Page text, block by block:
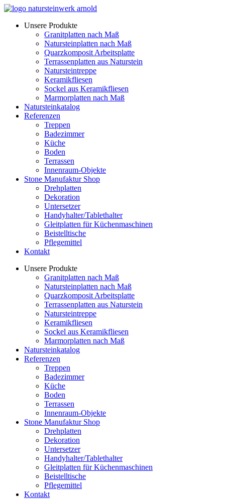
Zum
wechselnUnsere Produkte
Granitplatten nach Maß
Natursteinplatten nach Maß
Quarzkomposit Arbeitsplatte
Terrassenplatten aus Naturstein
Natursteintreppe
Keramikfliesen
Sockel aus Keramikfliesen
Marmorplatten nach Maß
Natursteinkatalog
Referenzen
Treppen
Badezimmer
Küche
Boden
Terrassen
Innenraum-Objekte
Stone Manufaktur Shop
Drehplatten
Dekoration
Untersetzer
Handyhalter/Tablethalter
Gleitplatten für Küchenmaschinen
Beistelltische
Pflegemittel
Kontakt
Unsere Produkte
Granitplatten nach Maß
Natursteinplatten nach Maß
Quarzkomposit Arbeitsplatte
Terrassenplatten aus Naturstein
Natursteintreppe
Keramikfliesen
Sockel aus Keramikfliesen
Marmorplatten nach Maß
Natursteinkatalog
Referenzen
Treppen
Badezimmer
Küche
Boden
Terrassen
Innenraum-Objekte
Stone Manufaktur Shop
Drehplatten
Dekoration
Untersetzer
Handyhalter/Tablethalter
Gleitplatten für Küchenmaschinen
Beistelltische
Pflegemittel
Kontakt